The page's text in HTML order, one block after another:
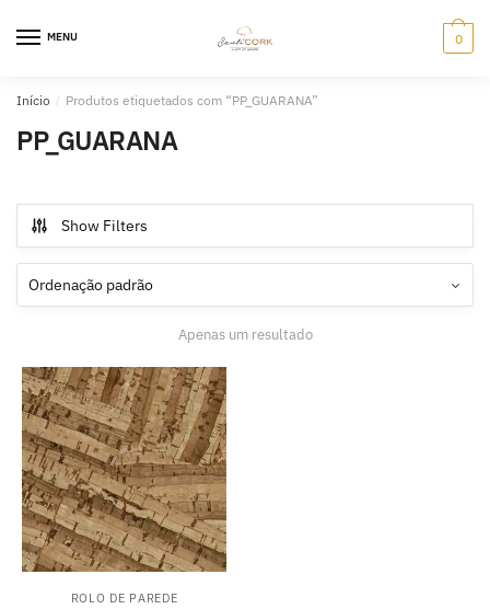
MENU 0
Início / Produtos etiquetados com “PP_GUARANA”
PP_GUARANA
Show Filters
Apenas um resultado
ROLO DE PAREDE